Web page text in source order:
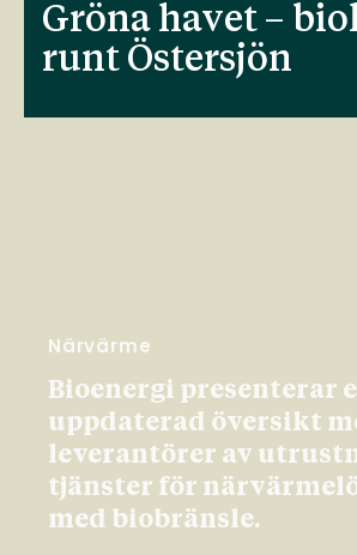
Gröna havet –
runt Östersjön
Närvärme
Bioenergi presenterar
uppdaterad översikt
leverantörer av
tjänster för
med biobränsle.